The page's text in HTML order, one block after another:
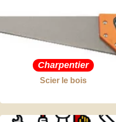
Charpentier
Scier le bois